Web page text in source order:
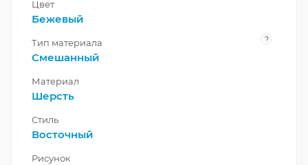
Цвет
Бежевый
Тип материала ?
Смешанный
Материал
Шерсть
Стиль
Восточный
Рисунок